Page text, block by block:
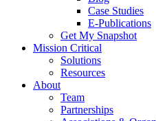
Case Studies
E-Publications
Get My Snapshot
Mission Critical
Solutions
Resources
About
Team
Partnerships